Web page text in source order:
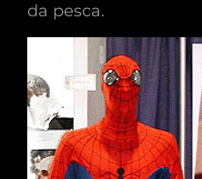
da pesca.